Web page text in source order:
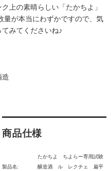
上の素晴らしい「たかちよ」
量が本当にわずかですので、気
みてくださいね♪
商品仕様
製品名:
たかちよ ちよらー専用試験
醸造酒 ル レクチェ 扁平